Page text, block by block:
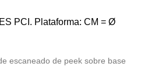
PCI. Plataforma: CM = Ø
escaneado de peek sobre base